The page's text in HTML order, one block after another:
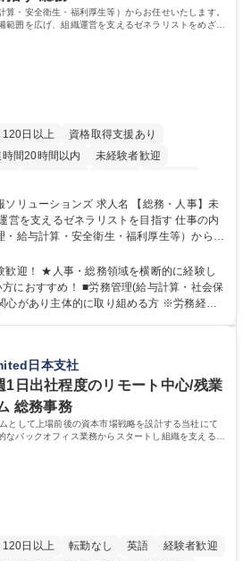
算・安全衛生・福利厚生等）からお任せいたします。
囲を広げ、組織運営を支えるゼネラリストをめざせ
日以上
資格取得支援あり
間20時間以内
未経験者歓迎
交通費支給 土日祝休み 寮・社宅あり
ズ 求人名 【総務・人事】未
支えるゼネラリストを目指す 仕事の内
・給与計算・安全衛生・福利厚生等）からお
採用・教育業務へ守備範囲を広げ、組織運
労働時間管理、給与
管理、安全衛生、健康経営推進等をお任せ
者管理など、幅広く経験を積んでいただき
最適な環境です。 募集職種 【総
ープ/組織運営を支えるゼネラリストを目
迎！ ★人事・総務領域を横断的に経験し
務管理(給与計算・社会保
心があり主体的に取り組める方 ※労務経験
・社会保険手続き・勤怠管理など）の経験
専 短大日本支社
1日出社程度のリモート中心/残業
総務事務
として上場前後の資本市場戦略を設計する当社にて
バックオフィス業務からスタートし組織を支える専
す。
日以上 転勤なし 英語
経験者歓迎